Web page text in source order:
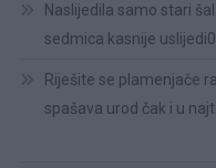
Naslijedila samo stari
sedmica kasnije
Riješite se plamenjače
spašava urod čak i u